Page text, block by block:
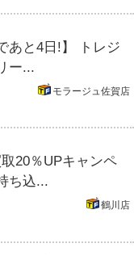
あと4日!】 トレジ
ー...
モラージュ佐賀店
20％UPキャンペ
ち込...
鶴川店